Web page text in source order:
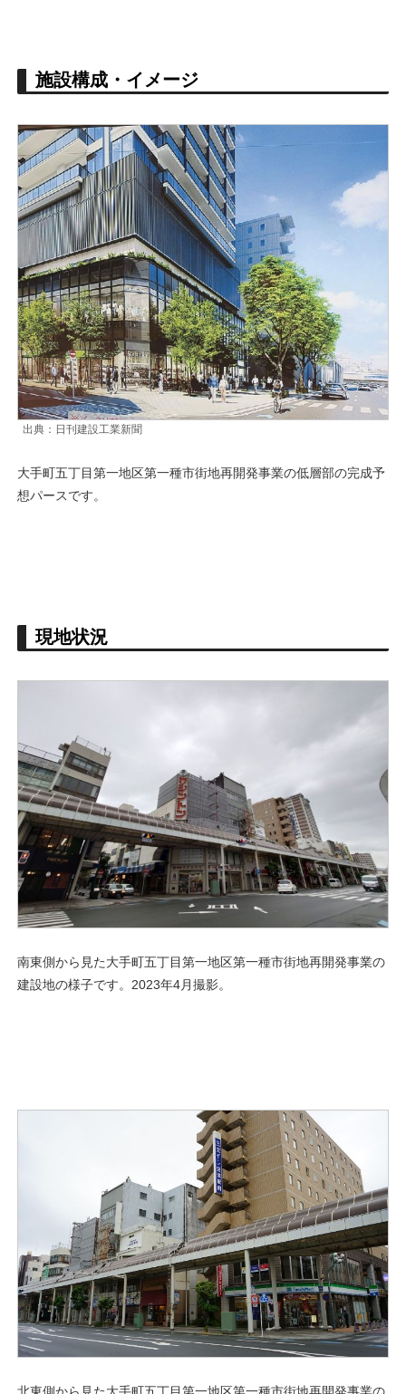
施設構成・イメージ
出典：日刊建設工業新聞
大手町五丁目第一地区第一種市街地再開発事業の低層部の完成予
想パースです。
現地状況
南東側から見た大手町五丁目第一地区第一種市街地再開発事業の
建設地の様子です。2023年4月撮影。